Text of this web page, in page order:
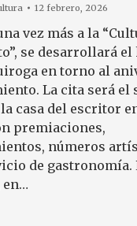
12 febrero, 2026
vez más a la
se desarrollará el
en torno al
La cita será el
casa del escritor
premiaciones,
números
de gastronomía.
en…